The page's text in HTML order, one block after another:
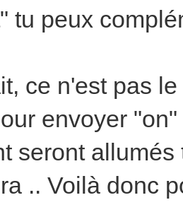
tu peux
ce n'est pas
envoyer
seront
.. Voilà donc